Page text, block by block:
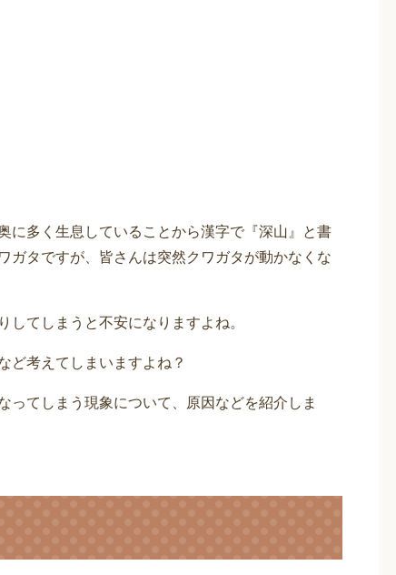
に多く生息していることから漢字で『深山』と書
ガタですが、皆さんは突然クワガタが動かなくな
てしまうと不安になりますよね。
ど考えてしまいますよね？
ってしまう現象について、原因などを紹介しま